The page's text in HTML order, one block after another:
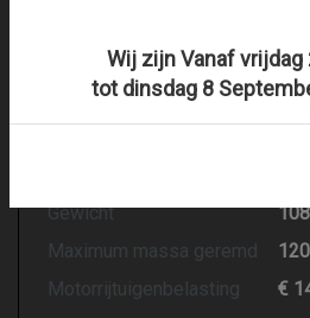
Carrosserie
Gewicht
Maximum massa geremd
Motorrijtuigenbelasting
€
Wij zijn Vanaf
tot dinsdag 8